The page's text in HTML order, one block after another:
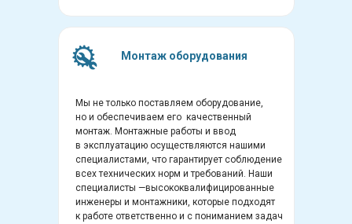
Мы не только поставляем оборудование,
но и обеспечиваем его качественный
монтаж. Монтажные работы и ввод
в эксплуатацию осуществляются нашими
специалистами, что гарантирует соблюдение
всех технических норм и требований. Наши
специалисты —высококвалифицированные
инженеры и монтажники, которые подходят
к работе ответственно и с пониманием задач
Монтаж оборудования